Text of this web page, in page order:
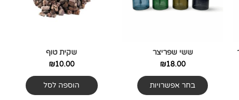
ששי שפריצר
₪18.00
בחר אפשרויות
ניתן
בעמוד
המוצר
שקית טוף
₪10.00
הוספה לסל